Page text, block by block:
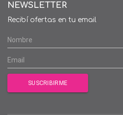
NEWSLETTER
Recibí ofertas en tu email